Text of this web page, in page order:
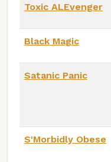
Toxic ALEvenger
Black Magic
Satanic Panic
S'Morbidly Obese